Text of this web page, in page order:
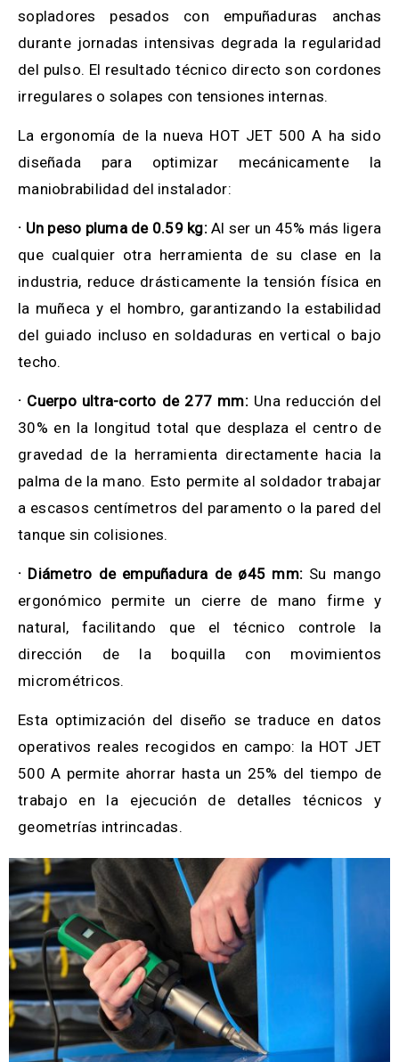
sopladores pesados con empuñaduras anchas
durante jornadas intensivas degrada la regularidad
del pulso. El resultado técnico directo son cordones
irregulares o solapes con tensiones internas.
La ergonomía de la nueva HOT JET 500 A ha sido
diseñada para optimizar mecánicamente la
maniobrabilidad del instalador:
· Un peso pluma de 0.59 kg:Al ser un 45% más ligera
que cualquier otra herramienta de su clase en la
industria, reduce drásticamente la tensión física en
la muñeca y el hombro, garantizando la estabilidad
del guiado incluso en soldaduras en vertical o bajo
techo.
· Cuerpo ultra-corto de 277 mm:Una reducción del
30% en la longitud total que desplaza el centro de
gravedad de la herramienta directamente hacia la
palma de la mano. Esto permite al soldador trabajar
a escasos centímetros del paramento o la pared del
tanque sin colisiones.
· Diámetro de empuñadura de ø45 mm: Su mango
ergonómico permite un cierre de mano firme y
natural, facilitando que el técnico controle la
dirección de la boquilla con movimientos
micrométricos.
Esta optimización del diseño se traduce en datos
operativos reales recogidos en campo: la HOT JET
500 A permite ahorrar hasta un 25% del tiempo de
trabajo en la ejecución de detalles técnicos y
geometrías intrincadas.